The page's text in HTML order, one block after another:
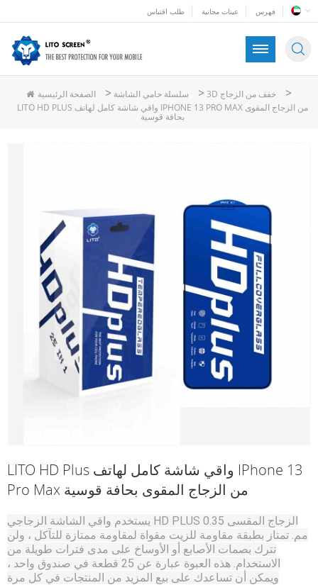
طلب اقتباس عينات مجانية فهرس
الصفحة الرئيسية > سلسلة حامي الشاشة > 3D خفف من الزجاج >
LITO HD PLUS واقي شاشة كامل لهاتف IPHONE 13 PRO MAX من الزجاج المقوى
بحافة قوسية
LITO HD Plus واقي شاشة كامل لهاتف IPhone 13
Pro Max من الزجاج المقوى بحافة قوسية
يستخدم واقي الشاشة الزجاجي HD PLUS الزجاج المقسى 0.35
مم. تمتاز بطبقة مقاومة للزيت مقواة لمقاومة ممتازة للتآكل ، ولن
تترك بصمات الأصابع أو الأوساخ على مدى فترات طويلة من
الاستخدام.
هذه العبوة عبارة عن 25 قطعة في صندوق واحد ،
ويمكن أن تساعدك على بيع المزيد من المنتجات في كل مرة